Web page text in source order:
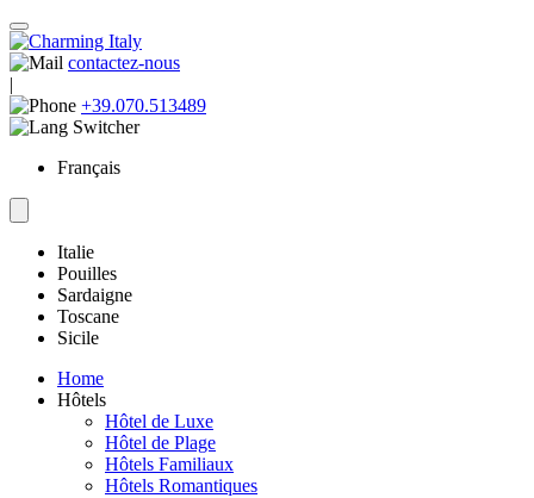
contactez-nous
|
+39.070.513489
Français
Italie
Pouilles
Sardaigne
Toscane
Sicile
Home
Hôtels
Hôtel de Luxe
Hôtel de Plage
Hôtels Familiaux
Hôtels Romantiques